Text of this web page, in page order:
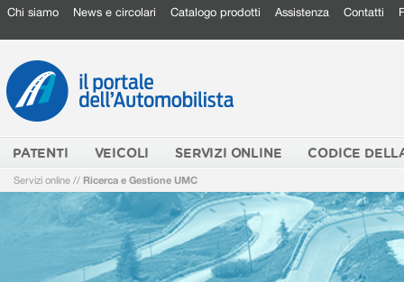
Chi siamo News e circolari Catalogo prodotti Assistenza Contatti
PATENTI VEICOLI SERVIZI ONLINE CODICE
Servizi online // Ricerca e Gestione UMC